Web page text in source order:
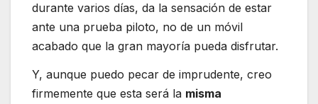
durante varios días, da la sensación de estar
ante una prueba piloto, no de un móvil
acabado que la gran mayoría pueda disfrutar.
Y, aunque puedo pecar de imprudente, creo
firmemente que esta será la misma